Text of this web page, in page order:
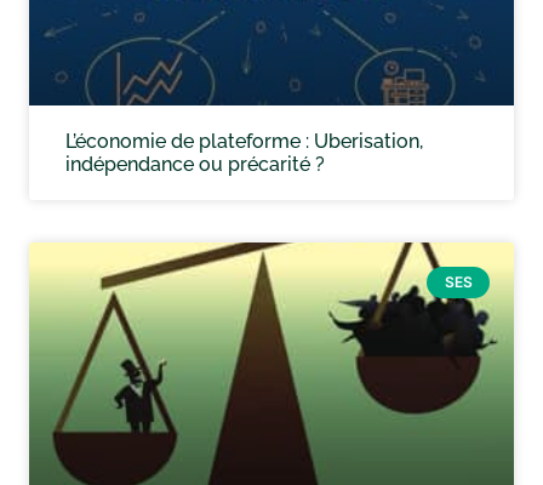
L’économie de plateforme : Uberisation,
indépendance ou précarité ?
SES